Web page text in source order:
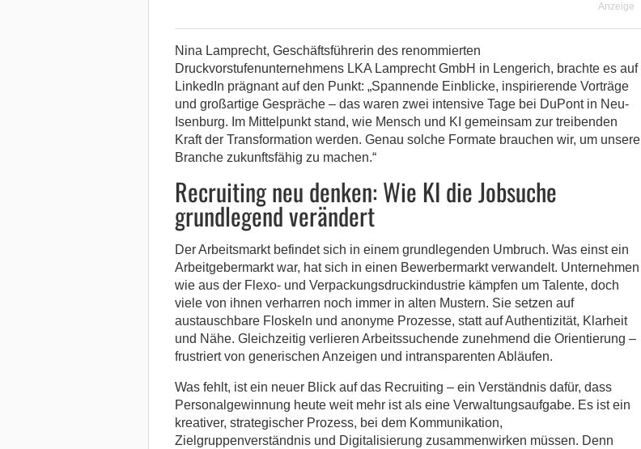
Anzeige
Nina Lamprecht, Geschäftsführerin des renommierten
Druckvorstufenunternehmens LKA Lamprecht GmbH in Lengerich, brachte es auf
LinkedIn prägnant auf den Punkt: „Spannende Einblicke, inspirierende Vorträge
und großartige Gespräche – das waren zwei intensive Tage bei DuPont in Neu-
Isenburg. Im Mittelpunkt stand, wie Mensch und KI gemeinsam zur treibenden
Kraft der Transformation werden. Genau solche Formate brauchen wir, um unsere
Branche zukunftsfähig zu machen.“
Recruiting neu denken: Wie KI die Jobsuche
grundlegend verändert
Der Arbeitsmarkt befindet sich in einem grundlegenden Umbruch. Was einst ein
Arbeitgebermarkt war, hat sich in einen Bewerbermarkt verwandelt. Unternehmen
wie aus der Flexo- und Verpackungsdruckindustrie kämpfen um Talente, doch
viele von ihnen verharren noch immer in alten Mustern. Sie setzen auf
austauschbare Floskeln und anonyme Prozesse, statt auf Authentizität, Klarheit
und Nähe. Gleichzeitig verlieren Arbeitssuchende zunehmend die Orientierung –
frustriert von generischen Anzeigen und intransparenten Abläufen.
Was fehlt, ist ein neuer Blick auf das Recruiting – ein Verständnis dafür, dass
Personalgewinnung heute weit mehr ist als eine Verwaltungsaufgabe. Es ist ein
kreativer, strategischer Prozess, bei dem Kommunikation,
Zielgruppenverständnis und Digitalisierung zusammenwirken müssen. Denn